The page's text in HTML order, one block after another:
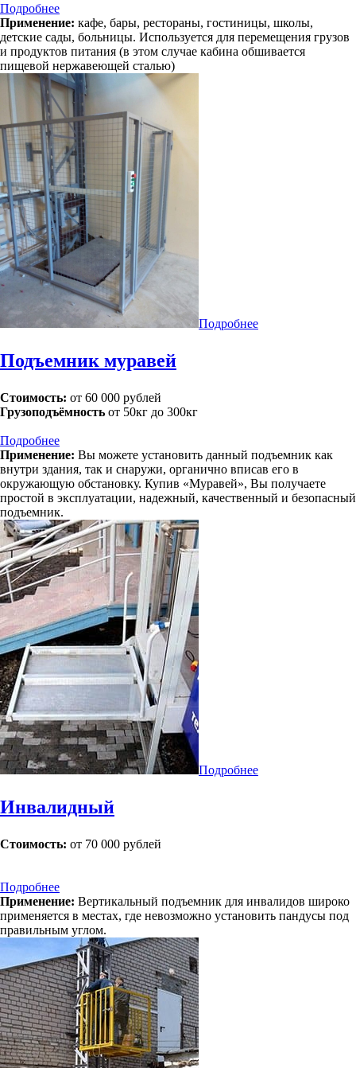
Подробнее
Применение: кафе, бары, рестораны, гостиницы, школы,
детские сады, больницы. Используется для перемещения грузов
и продуктов питания (в этом случае кабина обшивается
пищевой нержавеющей сталью)
Подробнее
Подъемник муравей
Стоимость: от 60 000 рублей
Грузоподъёмность от 50кг до 300кг
Подробнее
Применение: Вы можете установить данный подъемник как
внутри здания, так и снаружи, органично вписав его в
окружающую обстановку. Купив «Муравей», Вы получаете
простой в эксплуатации, надежный, качественный и безопасный
подъемник.
Подробнее
Инвалидный
Стоимость: от 70 000 рублей
Подробнее
Применение: Вертикальный подъемник для инвалидов широко
применяется в местах, где невозможно установить пандусы под
правильным углом.